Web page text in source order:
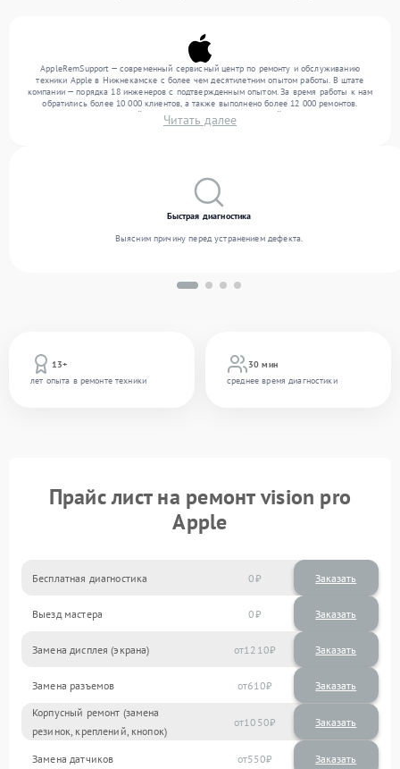
AppleRemSupport — современный сервисный центр по ремонту и обслуживанию
техники Apple в Нижнекамске с более чем десятилетним опытом работы. В штате
компании — порядка 18 инженеров с подтвержденным опытом. За время работы к нам
обратились более 10 000 клиентов, а также выполнено более 12 000 ремонтов.
Ежемесячно в сервисный центр поступает более 300 устройств, включая , , . Мы
выполняем ремонт различного уровня сложности и поддерживаем высокий стандарт
Читать далее
13+
лет опыта в ремонте техники
30 мин
среднее время диагностики
Быстрая диагностика
Выясним причину перед устранением дефекта.
Прайс лист на ремонт vision pro
Apple
Бесплатная диагностика 0 Заказать
Выезд мастера 0 Заказать
Замена дисплея (экрана) 1210
Замена разъемов 610
Корпусный ремонт (замена
резинок, креплений, кнопок)
1050
Замена датчиков 550